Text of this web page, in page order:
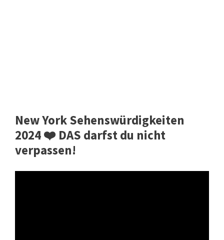
New York Sehenswürdigkeiten
2024 ❤️ DAS darfst du nicht
verpassen!